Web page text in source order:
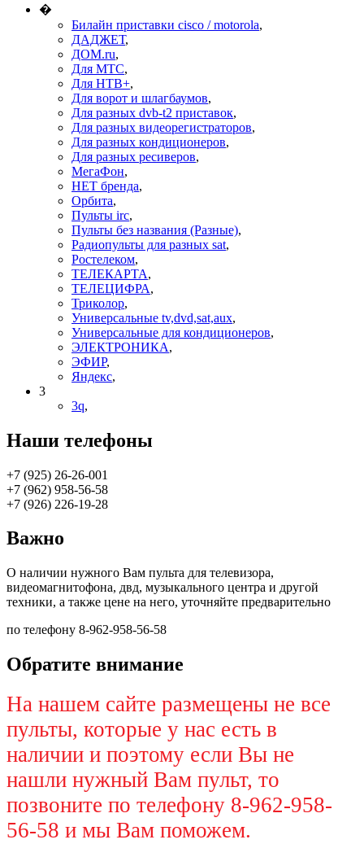
�
Билайн приставки cisco / motorola,
ДАДЖЕТ,
ДОМ.ru,
Для МТС,
Для НТВ+,
Для ворот и шлагбаумов,
Для разных dvb-t2 приставок,
Для разных видеорегистраторов,
Для разных кондиционеров,
Для разных ресиверов,
МегаФон,
НЕТ бренда,
Орбита,
Пульты irc,
Пульты без названия (Разные),
Радиопульты для разных sat,
Ростелеком,
ТЕЛЕКАРТА,
ТЕЛЕЦИФРА,
Триколор,
Универсальные tv,dvd,sat,aux,
Универсальные для кондиционеров,
ЭЛЕКТРОНИКА,
ЭФИР,
Яндекс,
3
3q,
Наши телефоны
+7 (925) 26-26-001
+7 (962) 958-56-58
+7 (926) 226-19-28
Важно
О наличии нужного Вам пульта для телевизора,
видеомагнитофона, двд, музыкального центра и другой
техники, а также цене на него, уточняйте предварительно
по телефону 8-962-958-56-58
Обратите внимание
На нашем сайте размещены не все
пульты, которые у нас есть в
наличии и поэтому если Вы не
нашли нужный Вам пульт, то
позвоните по телефону 8-962-958-
56-58 и мы Вам поможем.